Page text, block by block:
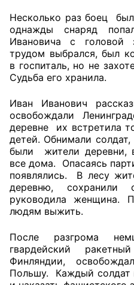
Несколько раз боец
однажды снаряд
Ивановича с головой
трудом выбрался, был
в госпиталь, но не
Судьба его хранила.
Иван Иванович
освобождали
деревне их встретила
детей. Обнимали
были жители деревни,
все дома. Опасаясь
появлялись. В лесу
деревню, сохранили
руководила женщина.
людям выжить.
После разгрома
гвардейский
Финляндии,
Польшу. Каждый солдат